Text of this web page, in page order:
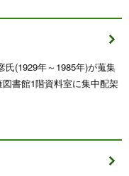
(1929年～1985年)が蒐集
書館1階資料室に集中配架